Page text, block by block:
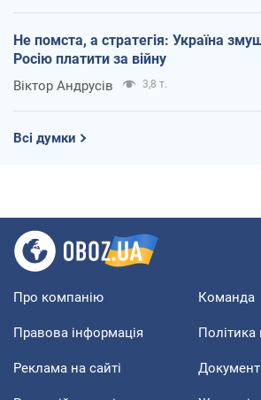
Не помста, а стратегія: Україна
Росію платити за війну
Віктор Андрусів 3,8 т.
Всі думки
Про компанію Команда
Правова інформація Політика
Реклама на сайті